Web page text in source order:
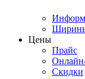
Цены
Прайс
Скидки